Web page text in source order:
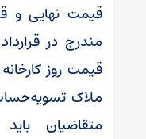
قیمت نهایی و
مندرج در
ملاک
متقاضیان